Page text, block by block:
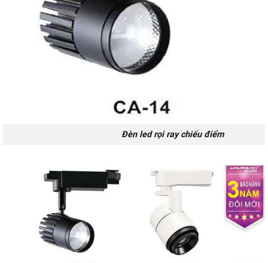
Đèn led rọi ray chiếu điểm